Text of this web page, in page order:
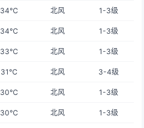
34℃ 北风 1-3级
34℃ 北风 1-3级
33℃ 北风 1-3级
31℃ 北风 3-4级
30℃ 北风 1-3级
30℃ 北风 1-3级